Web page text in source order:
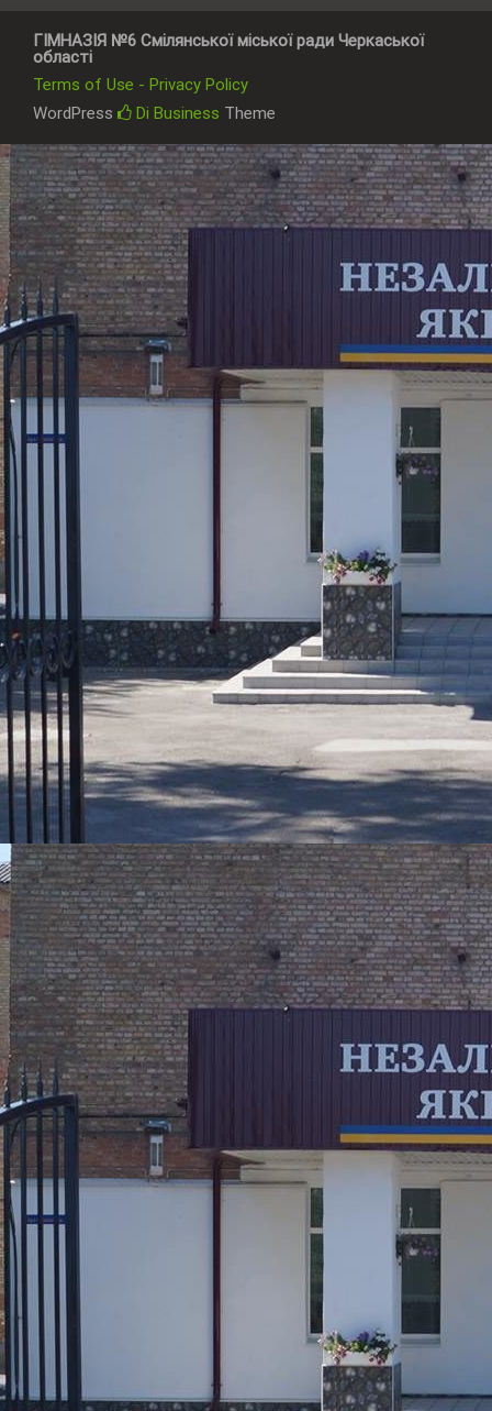
ГІМНАЗІЯ №6 Смілянської міської ради Черкаської
області
Terms of Use - Privacy Policy
WordPress
Di Business Theme